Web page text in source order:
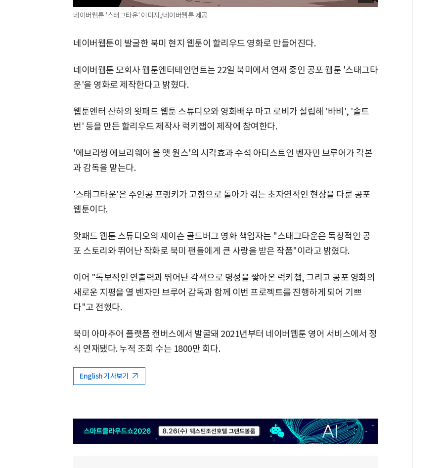
네이버웹툰 '스태그타운' 이미지./네이버웹툰 제공
네이버웹툰이 발굴한 북미 현지 웹툰이 할리우드 영화로 만들어진다.
네이버웹툰 모회사 웹툰엔터테인먼트는 22일 북미에서 연재 중인 공포 웹툰 '스태그타
운'을 영화로 제작한다고 밝혔다.
웹툰엔터 산하의 왓패드 웹툰 스튜디오와 영화배우 마고 로비가 설립해 '바비', '솔트
번' 등을 만든 할리우드 제작사 럭키챕이 제작에 참여한다.
'에브리씽 에브리웨어 올 앳 원스'의 시각효과 수석 아티스트인 벤자민 브루어가 각본
과 감독을 맡는다.
'스태그타운'은 주인공 프랭키가 고향으로 돌아가 겪는 초자연적인 현상을 다룬 공포
웹툰이다.
왓패드 웹툰 스튜디오의 제이슨 골드버그 영화 책임자는 "스태그타운은 독창적인 공
포 스토리와 뛰어난 작화로 북미 팬들에게 큰 사랑을 받은 작품"이라고 밝혔다.
이어 "독보적인 연출력과 뛰어난 각색으로 명성을 쌓아온 럭키챕, 그리고 공포 영화의
새로운 지평을 열 벤자민 브루어 감독과 함께 이번 프로젝트를 진행하게 되어 기쁘
다"고 전했다.
북미 아마추어 플랫폼 캔버스에서 발굴돼 2021년부터 네이버웹툰 영어 서비스에서 정
식 연재됐다. 누적 조회 수는 1800만 회다.
English 기사보기